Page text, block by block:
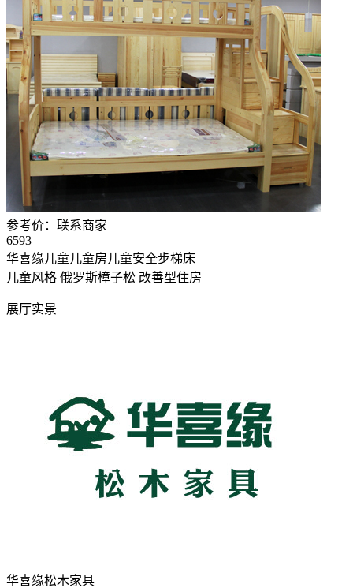
参考价： 联系商家
6593
华喜缘儿童儿童房儿童安全步梯床
儿童风格 俄罗斯樟子松 改善型住房
展厅实景
华喜缘松木家具